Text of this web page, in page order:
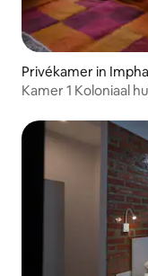
Privékamer in
Kamer 1 Koloniaal